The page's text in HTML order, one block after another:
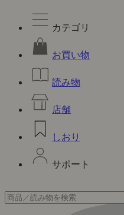
カテゴリ
お買い物
読み物
店舗
しおり
サポート